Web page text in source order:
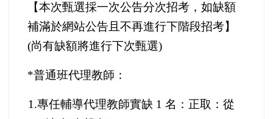
【本次甄選採一次公告分次招考，如缺額
補滿於網站公告且不再進行下階段招考】
(尚有缺額將進行下次甄選)
*普通班代理教師：
1.專任輔導代理教師實缺 1 名：正取：從